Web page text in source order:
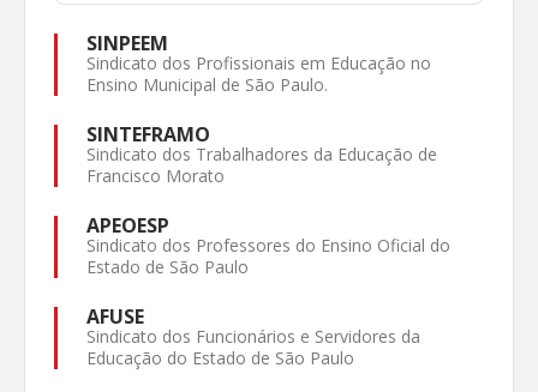
SINPEEM
Sindicato dos Profissionais em Educação no
Ensino Municipal de São Paulo.
SINTEFRAMO
Sindicato dos Trabalhadores da Educação de
Francisco Morato
APEOESP
Sindicato dos Professores do Ensino Oficial do
Estado de São Paulo
AFUSE
Sindicato dos Funcionários e Servidores da
Educação do Estado de São Paulo